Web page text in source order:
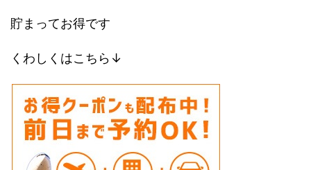
貯まってお得です
くわしくはこちら↓